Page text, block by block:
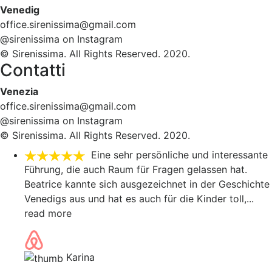
Venedig
office.sirenissima@gmail.com
@sirenissima on Instagram
© Sirenissima. All Rights Reserved. 2020.
Contatti
Venezia
office.sirenissima@gmail.com
@sirenissima on Instagram
© Sirenissima. All Rights Reserved. 2020.
Eine sehr persönliche und interessante
Führung, die auch Raum für Fragen gelassen hat.
Beatrice kannte sich ausgezeichnet in der Geschichte
Venedigs aus und hat es auch für die Kinder toll,...
read more
Karina